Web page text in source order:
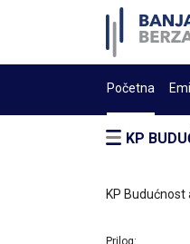
Početna
KP
KP
Prilog: